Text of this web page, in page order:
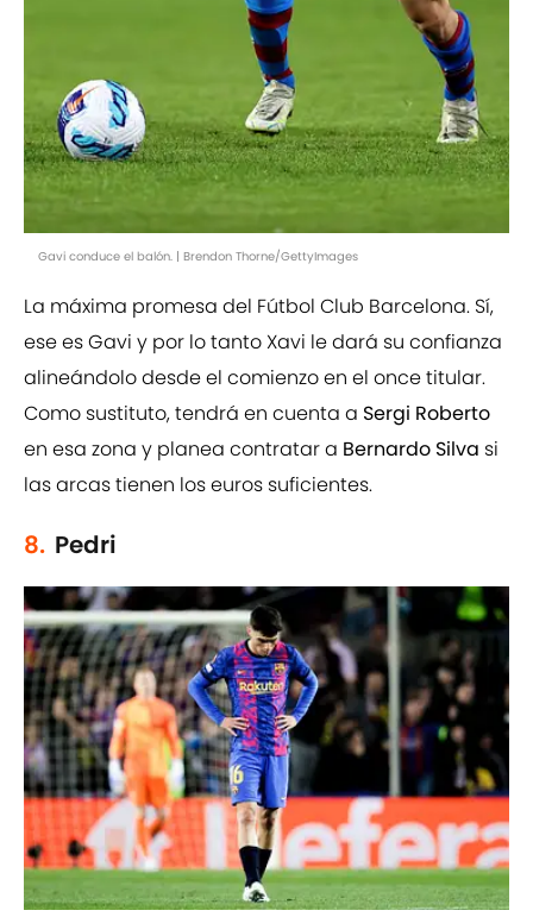
Gavi conduce el balón. | Brendon Thorne/GettyImages
La máxima promesa del Fútbol Club Barcelona. Sí,
ese es Gavi y por lo tanto Xavi le dará su confianza
alineándolo desde el comienzo en el once titular.
Como sustituto, tendrá en cuenta a Sergi Roberto
en esa zona y planea contratar a Bernardo Silva si
las arcas tienen los euros suficientes.
8. Pedri